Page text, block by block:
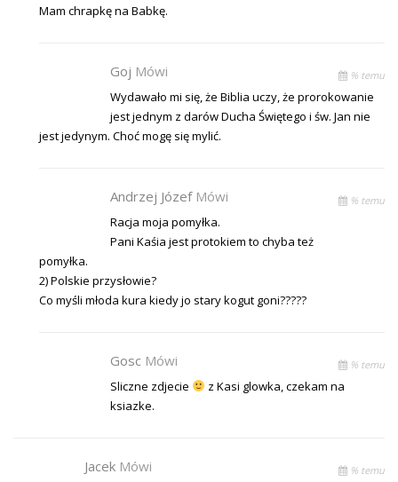
Mam chrapkę na Babkę.
Goj Mówi % temu
Wydawało mi się, że Biblia uczy, że prorokowanie
jest jednym z darów Ducha Świętego i św. Jan nie
jest jedynym. Choć mogę się mylić.
Andrzej Józef Mówi % temu
Racja moja pomyłka.
Pani Kaśia jest protokiem to chyba też
pomyłka.
2) Polskie przysłowie?
Co myśli młoda kura kiedy jo stary kogut goni?????
Gosc Mówi % temu
Sliczne zdjecie
z Kasi glowka, czekam na
ksiazke.
Jacek Mówi % temu